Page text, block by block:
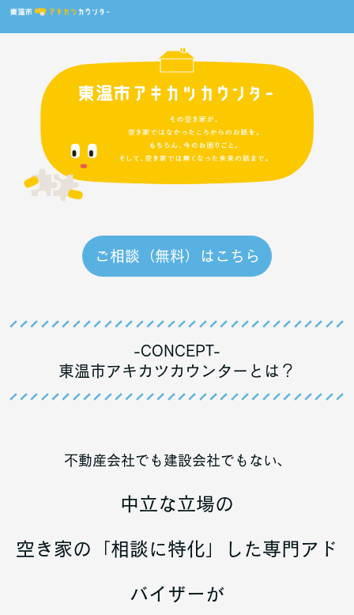
ご相談（無料）はこちら
-CONCEPT-
東温市アキカツカウンターとは？
不動産会社でも建設会社でもない、
中立な立場の
空き家の「相談に特化」した専門アド
バイザーが